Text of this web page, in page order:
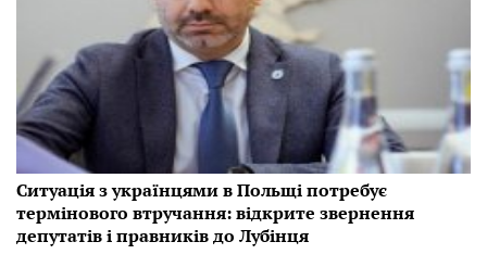
Ситуація з українцями в Польщі потребує
термінового втручання: відкрите звернення
депутатів і правників до Лубінця